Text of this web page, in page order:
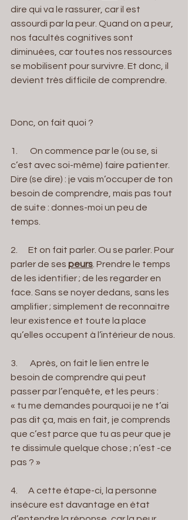
dire qui va le rassurer, car il est
assourdi par la peur. Quand on a peur,
nos facultés cognitives sont
diminuées, car toutes nos ressources
se mobilisent pour survivre. Et donc, il
devient très difficile de comprendre.
Donc, on fait quoi ?
1.       On commence par le (ou se, si
c’est avec soi-même) faire patienter.
Dire (se dire) : je vais m’occuper de ton
besoin de comprendre, mais pas tout
de suite : donnes-moi un peu de
temps.
2.      Et on fait parler. Ou se parler. Pour
parler de ses peurs. Prendre le temps
de les identifier ; de les regarder en
face. Sans se noyer dedans, sans les
amplifier ; simplement de reconnaitre
leur existence et toute la place
qu’elles occupent à l’intérieur de nous.
3.       Après, on fait le lien entre le
besoin de comprendre qui peut
passer par l’enquête, et les peurs :
« tu me demandes pourquoi je ne t’ai
pas dit ça, mais en fait, je comprends
que c’est parce que tu as peur que je
te dissimule quelque chose ; n’est -ce
pas ? »
4.      A cette étape-ci, la personne
insécure est davantage en état